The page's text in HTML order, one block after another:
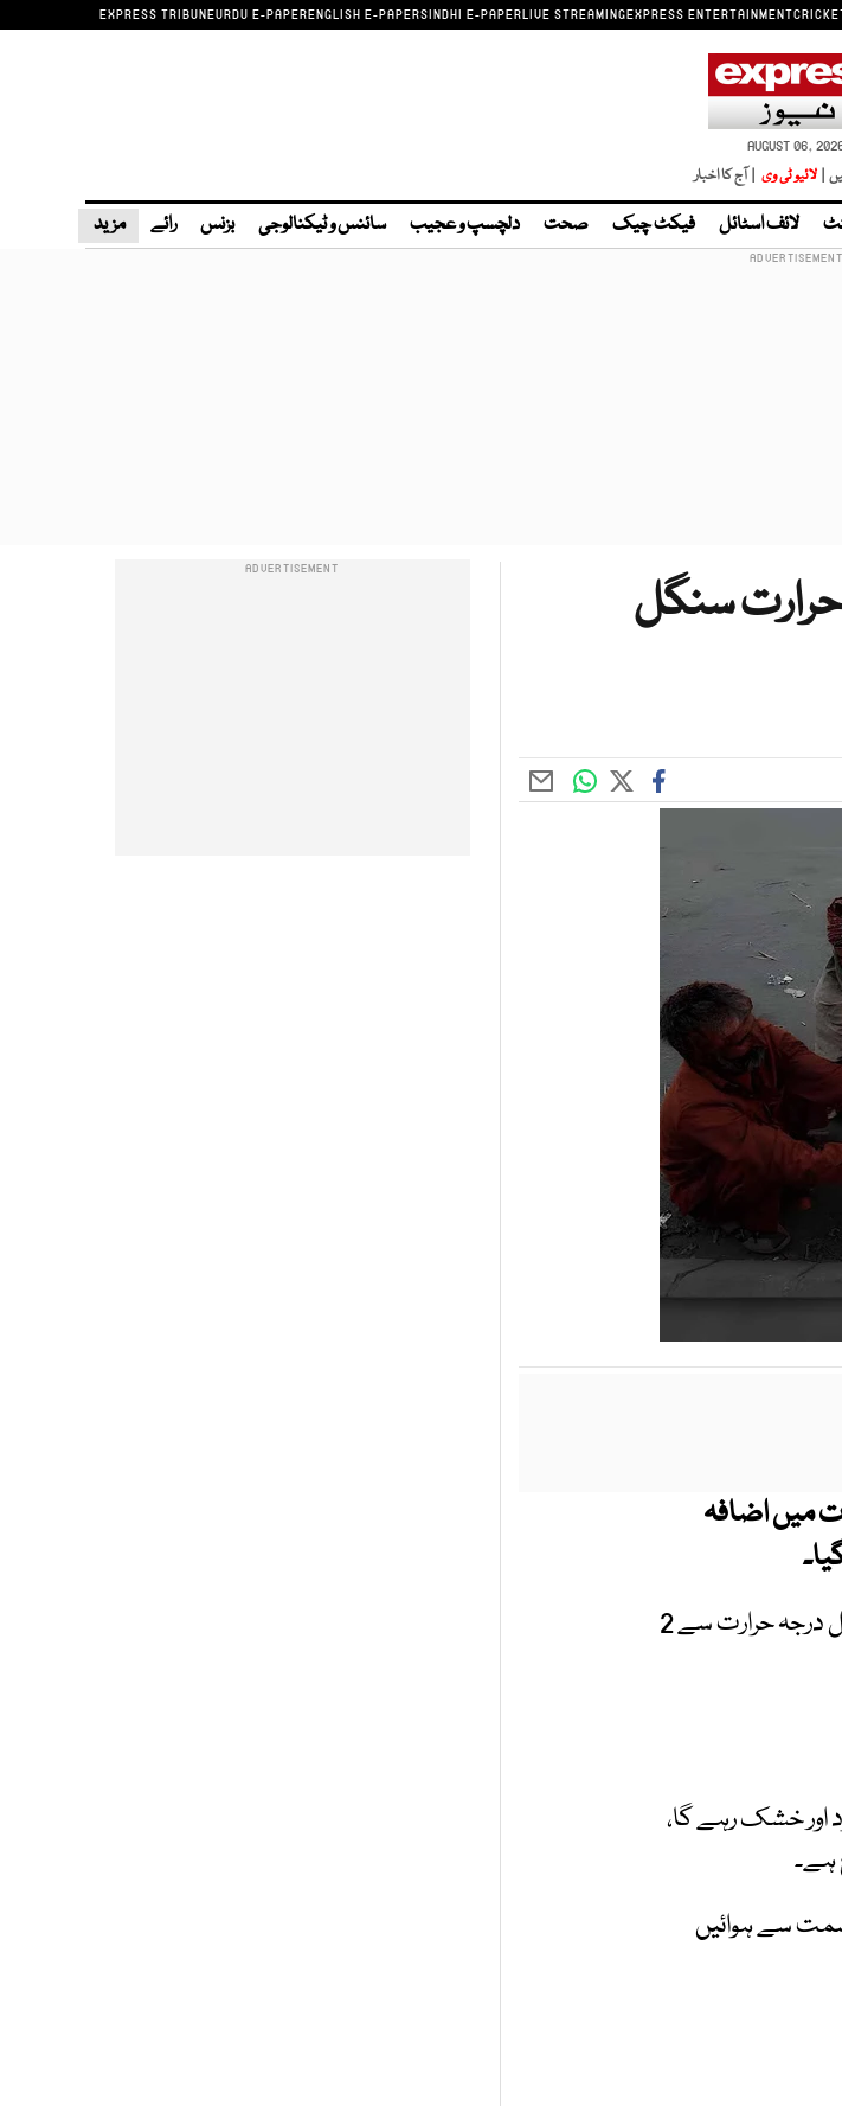
EXPRESS TRIBUNEURDU E-PAPERENGLISH E-PAPERSINDHI E-PAPERLIVE STREAMINGEXPRESS ENTERTAINMENT
AUGUST 06,
| لائیو ٹی وی | آج کا اخبار
لائف اسٹائل فیکٹ چیک صحت دلچسپ و عجیب سائنس و ٹیکنالوجی بزنس رائے مزید
سنگل
میں اضافہ
محکمہ موسمیات کے مطابق یخ بستہ ہواؤں کے باعث سردی کی شدت اصل درجہ حرارت سے 2
دوران موسم سرد اور خشک رہے گا،
سمت سے ہوائیں